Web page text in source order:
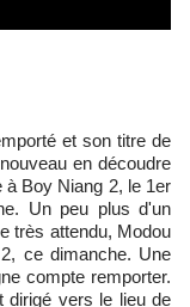
en découdre
à Boy Niang 2, le 1er
Un peu plus d'un
très attendu, Modou
ce dimanche. Une
compte remporter.
dirigé vers le lieu de